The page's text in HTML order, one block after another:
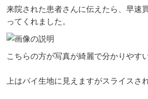
来院された患者さんに伝えたら、早速
ってくれました。
こちらの方が写真が綺麗で分かりやす
上はパイ生地に見えますがスライスさ